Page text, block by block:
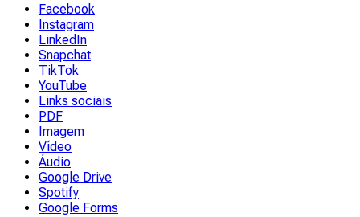
Facebook
Instagram
LinkedIn
Snapchat
TikTok
YouTube
Links sociais
PDF
Imagem
Vídeo
Áudio
Google Drive
Spotify
Google Forms